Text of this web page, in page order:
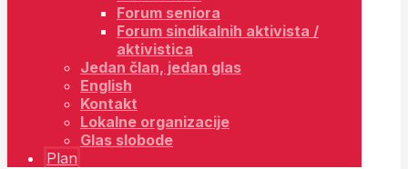
Forum seniora
Forum sindikalnih aktivista /
aktivistica
Jedan član, jedan glas
English
Kontakt
Lokalne organizacije
Glas slobode
Plan